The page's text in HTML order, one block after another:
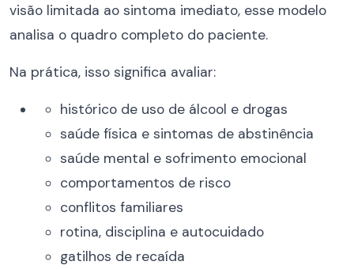
visão limitada ao sintoma imediato, esse modelo
analisa o quadro completo do paciente.
Na prática, isso significa avaliar:
histórico de uso de álcool e drogas
saúde física e sintomas de abstinência
saúde mental e sofrimento emocional
comportamentos de risco
conflitos familiares
rotina, disciplina e autocuidado
gatilhos de recaída